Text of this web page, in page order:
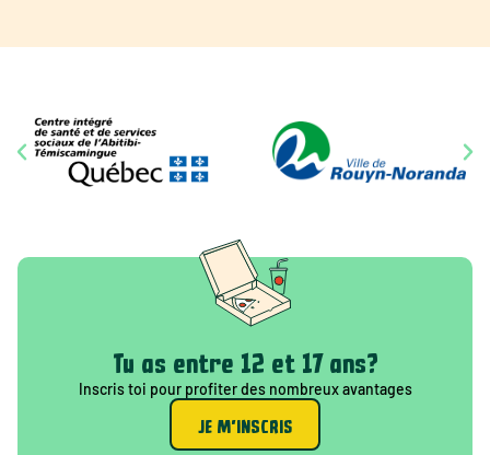
Tu as entre 12 et 17 ans?
Inscris toi pour profiter des nombreux avantages
JE M'INSCRIS